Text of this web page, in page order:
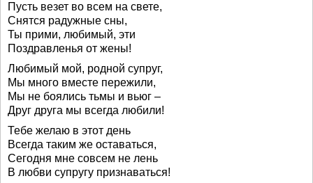
Пусть везет во всем на свете,
Снятся радужные сны,
Ты прими, любимый, эти
Поздравленья от жены!
Любимый мой, родной супруг,
Мы много вместе пережили,
Мы не боялись тьмы и вьюг –
Друг друга мы всегда любили!
Тебе желаю в этот день
Всегда таким же оставаться,
Сегодня мне совсем не лень
В любви супругу признаваться!